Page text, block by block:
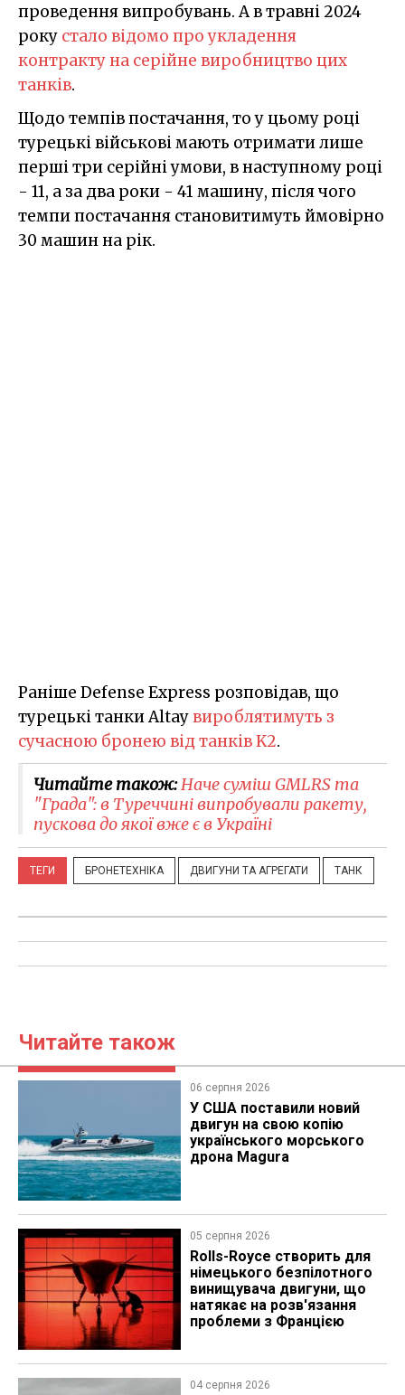
проведення випробувань. А в травні 2024
року стало відомо про укладення
контракту на серійне виробництво цих
танків.
Щодо темпів постачання, то у цьому році
турецькі військові мають отримати лише
перші три серійні умови, в наступному році
- 11, а за два роки - 41 машину, після чого
темпи постачання становитимуть ймовірно
30 машин на рік.
Раніше Defense Express розповідав, що
турецькі танки Altayвироблятимуть з
сучасною бронею від танків K2.
Читайте також:Наче суміш GMLRS та
"Града": в Туреччині випробували ракету,
пускова до якої вже є в Україні
ТЕГИ БРОНЕТЕХНІКА ДВИГУНИ ТА АГРЕГАТИ ТАНК
Читайте також
06 серпня 2026
У США поставили новий
двигун на свою копію
українського морського
дрона Magura
05 серпня 2026
Rolls-Royce створить для
німецького безпілотного
винищувача двигуни, що
натякає на розв'язання
проблеми з Францією
04 серпня 2026